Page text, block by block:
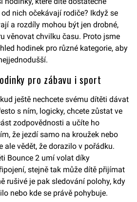
nich očekávají rodiče? Ikdyž se
a rozdíly mohou být jen drobné,
věnovat chvilku času. Proto jsme
hodinek pro různé kategorie, aby
pro zábavu i sport
ještě nechcete svému dítěti dávat
s ním, logicky, chcete zůstat ve
zodpovědnosti a učíte ho
že jezdí samo na kroužek nebo
ale vědět, že dorazilo v pořádku.
Bounce 2 umí volat díky
stejně tak může dítě přijímat
rušivé je pak sledování polohy, kdy
nebo kde se právě pohybuje.